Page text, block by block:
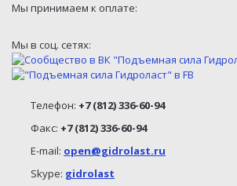
Мы принимаем к оплате:
Мы в соц. сетях:
Телефон: +7 (812) 336-60-94
Факс: +7 (812) 336-60-94
E-mail: open@gidrolast.ru
Skype: gidrolast